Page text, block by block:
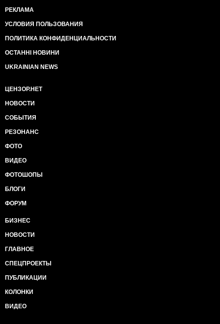
РЕКЛАМА
УСЛОВИЯ ПОЛЬЗОВАНИЯ
ПОЛИТИКА КОНФИДЕНЦИАЛЬНОСТИ
ОСТАННІ НОВИНИ
UKRAINIAN NEWS
ЦЕНЗОР.НЕТ
НОВОСТИ
СОБЫТИЯ
РЕЗОНАНС
ФОТО
ВИДЕО
ФОТОШОПЫ
БЛОГИ
ФОРУМ
БИЗНЕС
НОВОСТИ
ГЛАВНОЕ
СПЕЦПРОЕКТЫ
ПУБЛИКАЦИИ
КОЛОНКИ
ВИДЕО